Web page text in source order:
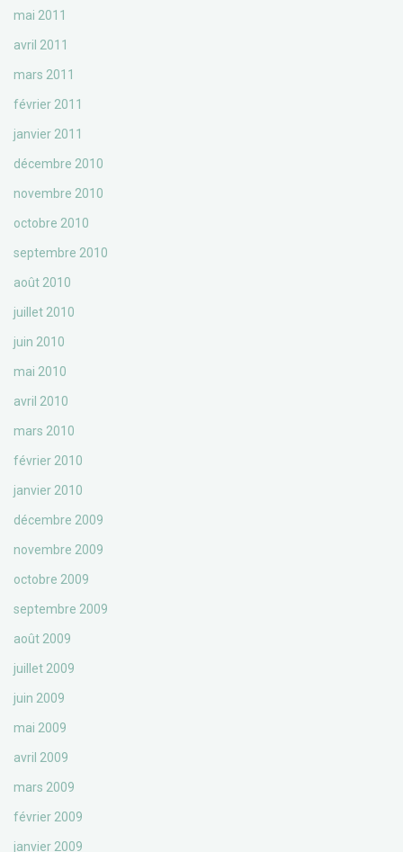
mai 2011
avril 2011
mars 2011
février 2011
janvier 2011
décembre 2010
novembre 2010
octobre 2010
septembre 2010
août 2010
juillet 2010
juin 2010
mai 2010
avril 2010
mars 2010
février 2010
janvier 2010
décembre 2009
novembre 2009
octobre 2009
septembre 2009
août 2009
juillet 2009
juin 2009
mai 2009
avril 2009
mars 2009
février 2009
janvier 2009